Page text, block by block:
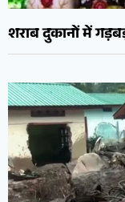
शराब दुकानों में